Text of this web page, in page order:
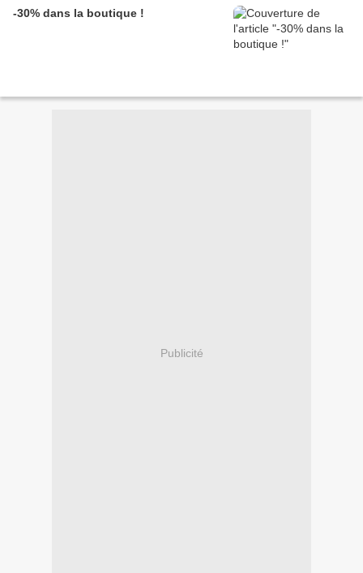
-30% dans la boutique !
Publicité